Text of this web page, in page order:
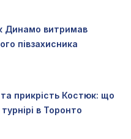
Динамо витримав
півзахисника
та прикрість Костюк: що
в Торонто